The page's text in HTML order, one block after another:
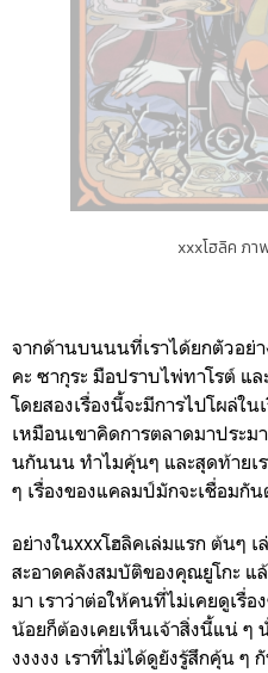
xxxโฮลิค ภา
จากด้านบนนนที่เราได้ยกตัวอย่
คะ ซากุระ มือปราบไพ่ทาโรต์ แ
โดยสองเรื่องนี้จะมีการไปโผล่ใ
เหมือนเขาคิดการตลาดมาประ
นกันนน ทำไมคุ้นๆ และสุดท้ายเ
ๆ เรื่องของแคลมป์มักจะเชื่อมกั
อย่างในxxxโฮลิคเล่มแรก ต้นๆ
สะอาดคลังสมบัติของคุณยูโกะ
มา เราว่าต่อให้คนที่ไม่เคยดูเรื่อง
น้อยก็ต้องเคยเห็นเจ้าสิ่งนี้แน่ ๆ
งงงงง เราที่ไม่ได้ดูยังรู้สึกคุ้น ๆ